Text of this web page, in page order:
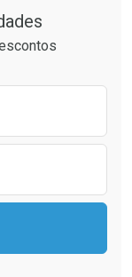
sem Desconto
sem Desconto